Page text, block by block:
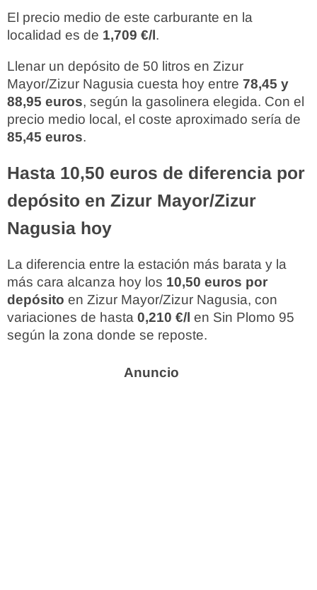
El precio medio de este carburante en la
localidad es de 1,709 €/l.
Llenar un depósito de 50 litros en Zizur
Mayor/Zizur Nagusia cuesta hoy entre 78,45 y
88,95 euros, según la gasolinera elegida. Con el
precio medio local, el coste aproximado sería de
85,45 euros.
Hasta 10,50 euros de diferencia por
depósito en Zizur Mayor/Zizur
Nagusia hoy
La diferencia entre la estación más barata y la
más cara alcanza hoy los 10,50 euros por
depósito en Zizur Mayor/Zizur Nagusia, con
variaciones de hasta 0,210 €/l en Sin Plomo 95
según la zona donde se reposte.